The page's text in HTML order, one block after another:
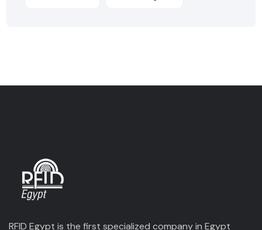
RFID Egypt is the first specialized company in Egypt